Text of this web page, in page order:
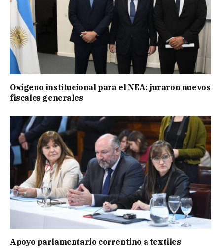
Oxígeno institucional para el NEA: juraron nuevos
fiscales generales
Apoyo parlamentario correntino a textiles